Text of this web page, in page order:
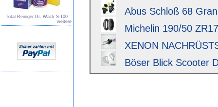
Total Reiniger Dr. Wack S-100
weitere
Abus Schloß 68
Michelin 190/50
XENON
Böser Blick Scooter